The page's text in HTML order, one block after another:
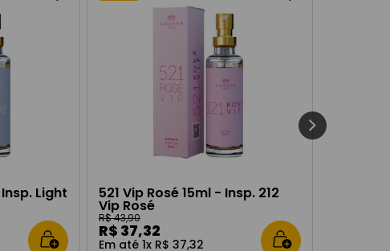
Light 521 Vip Rosé 15ml - Insp. 212
Vip Rosé
R$43,90
R$ 37,32
Em até 1x R$ 37,32